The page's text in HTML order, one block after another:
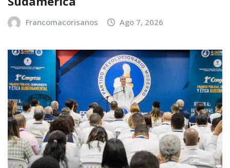
Francomacorisanos Ago 7, 2026